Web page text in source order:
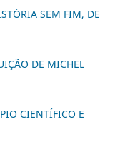
SEM FIM, DE
DE MICHEL
CIENTÍFICO E